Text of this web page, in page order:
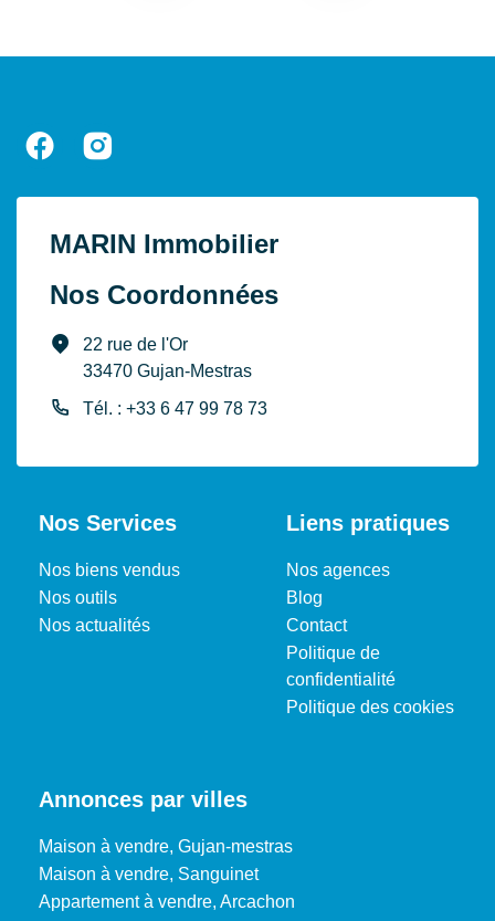
MARIN Immobilier
Nos Coordonnées
22 rue de l'Or
33470 Gujan-Mestras
Tél. : +33 6 47 99 78 73
Nos Services
Nos biens vendus
Nos outils
Nos actualités
Liens pratiques
Nos agences
Blog
Contact
Politique de
confidentialité
Politique des cookies
Annonces par villes
Maison à vendre, Gujan-mestras
Maison à vendre, Sanguinet
Appartement à vendre, Arcachon